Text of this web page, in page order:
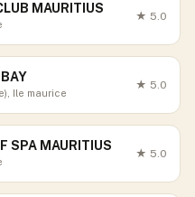
MAURITIUS
★ 5.0
Ile maurice
★ 5.0
SPA MAURITIUS
★ 5.0